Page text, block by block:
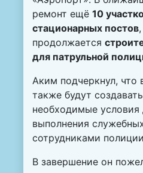
ремонт ещё 10
стационарных постов
продолжается
для патрульной
Аким подчеркнул, что
также будут
необходимые условия
выполнения
сотрудниками
В завершение он